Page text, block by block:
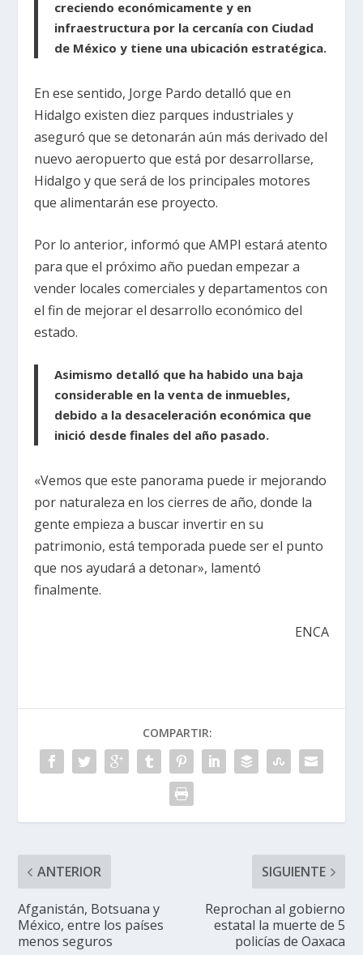
creciendo económicamente y en
infraestructura por la cercanía con Ciudad
de México y tiene una ubicación estratégica.
En ese sentido, Jorge Pardo detalló que en
Hidalgo existen diez parques industriales y
aseguró que se detonarán aún más derivado del
nuevo aeropuerto que está por desarrollarse,
Hidalgo y que será de los principales motores
que alimentarán ese proyecto.
Por lo anterior, informó que AMPI estará atento
para que el próximo año puedan empezar a
vender locales comerciales y departamentos con
el fin de mejorar el desarrollo económico del
estado.
Asimismo detalló que ha habido una baja
considerable en la venta de inmuebles,
debido a la desaceleración económica que
inició desde finales del año pasado.
«Vemos que este panorama puede ir mejorando
por naturaleza en los cierres de año, donde la
gente empieza a buscar invertir en su
patrimonio, está temporada puede ser el punto
que nos ayudará a detonar», lamentó
finalmente.
ENCA
COMPARTIR:
ANTERIOR
Afganistán, Botsuana y
México, entre los países
menos seguros
SIGUIENTE
Reprochan al gobierno
estatal la muerte de 5
policías de Oaxaca